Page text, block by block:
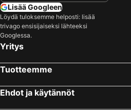
Lisää Googleen
Löydä tuloksemme helposti: lisää
trivago ensisijaiseksi lähteeksi
Googlessa.
Yritys
Tuotteemme
Ehdot ja käytännöt